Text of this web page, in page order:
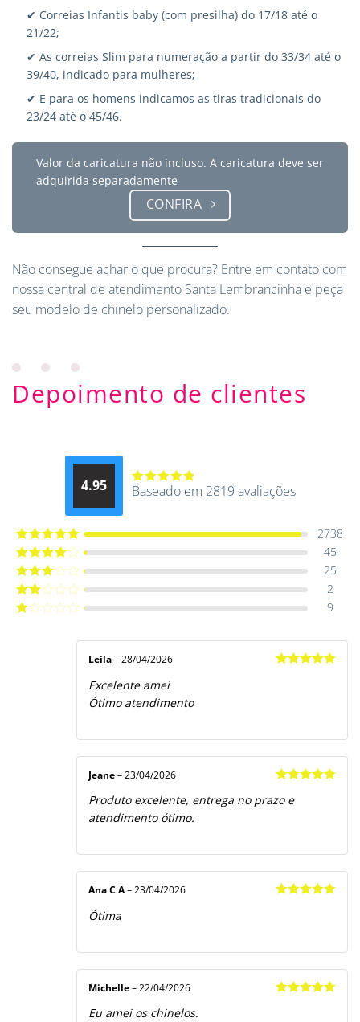
✔ Correias Infantis baby (com presilha) do 17/18 até o
21/22;
✔ As correias Slim para numeração a partir do 33/34 até o
39/40, indicado para mulheres;
✔ E para os homens indicamos as tiras tradicionais do
23/24 até o 45/46.
Valor da caricatura não incluso. A caricatura deve ser
adquirida separadamente
CONFIRA
Não consegue achar o que procura? Entre em contato com
nossa central de atendimento Santa Lembrancinha e peça
seu modelo de chinelo personalizado.
Depoimento de clientes
4.95
Avaliação
Baseado em 2819 avaliações
Avaliação5
2738
Avaliação
45
Avaliação
25
Avaliação
2
9
Leila – 28/04/2026
Excelente amei
Ótimo atendimento
de 5
Jeane – 23/04/2026
Produto excelente, entrega no prazo e
atendimento ótimo.
Ana C A– 23/04/2026
Ótima
Michelle – 22/04/2026
Eu amei os chinelos.